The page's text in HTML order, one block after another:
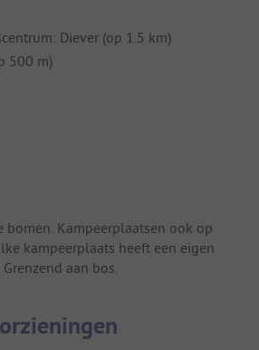
Diever (op 1.5 km)
500 m)
bomen. Kampeerplaatsen ook op
kampeerplaats heeft een eigen
aan bos.